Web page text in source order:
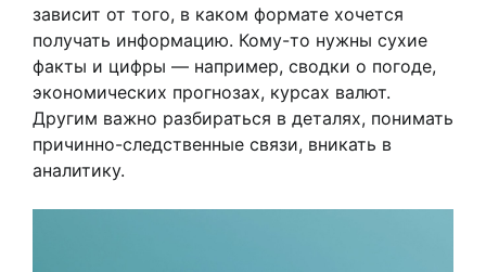
зависит от того, в каком формате хочется
получать информацию. Кому-то нужны сухие
факты и цифры — например, сводки о погоде,
экономических прогнозах, курсах валют.
Другим важно разбираться в деталях, понимать
причинно-следственные связи, вникать в
аналитику.